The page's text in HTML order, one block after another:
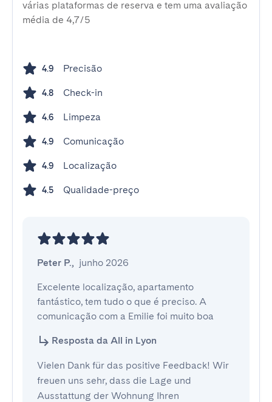
várias plataformas de reserva e tem uma avaliação
média de 4,7/5
4.9 Precisão
4.8 Check-in
4.6 Limpeza
4.9 Comunicação
4.9 Localização
4.5 Qualidade-preço
Peter P., junho 2026
Excelente localização, apartamento
fantástico, tem tudo o que é preciso. A
comunicação com a Emilie foi muito boa
Resposta da All in Lyon
Vielen Dank für das positive Feedback! Wir
freuen uns sehr, dass die Lage und
Ausstattung der Wohnung Ihren